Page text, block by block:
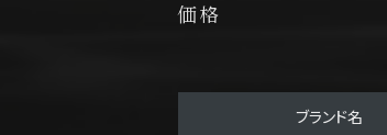
価格
ブランド名